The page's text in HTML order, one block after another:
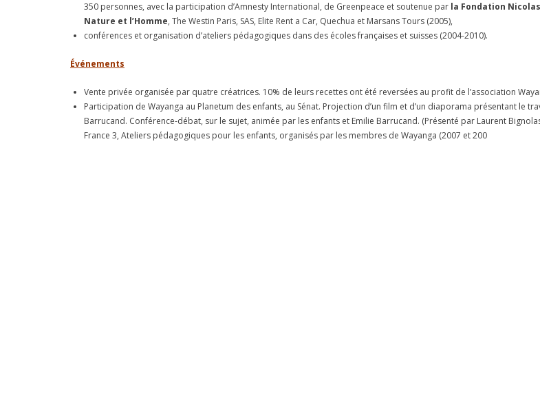
350 personnes, avec la participation d’Amnesty International, de Greenpeace et soutenue par la Fondation
Nature et l’Homme, The Westin Paris, SAS, Elite Rent a Car, Quechua et Marsans Tours (2005),
conférences et organisation d’ateliers pédagogiques dans des écoles françaises et suisses (2004-2010).
Événements
Vente privée organisée par quatre créatrices. 10% de leurs recettes ont été reversées au profit de l’association
Participation de Wayanga au Planetum des enfants, au Sénat. Projection d’un film et d’un diaporama présentant le
Barrucand. Conférence-débat, sur le sujet, animée par les enfants et Emilie Barrucand. (Présenté par Laurent
France 3, Ateliers pédagogiques pour les enfants, organisés par les membres de Wayanga (2007 et 200